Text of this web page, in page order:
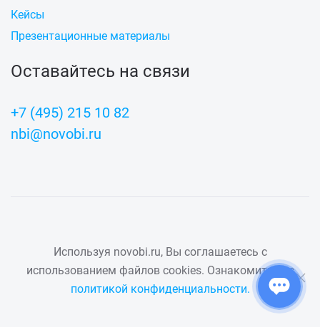
Используя novobi.ru, Вы соглашаетесь с
использованием файлов cookies. Ознакомиться с
политикой конфиденциальности.
Кейсы
Презентационные материалы
Оставайтесь на связи
+7 (495) 215 10 82
nbi@novobi.ru
121205, Москва,
инновационного центра